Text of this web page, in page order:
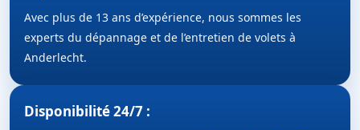
Avec plus de 13 ans d’expérience, nous sommes les
experts du dépannage et de l’entretien de volets à
Anderlecht.
Disponibilité 24/7 :